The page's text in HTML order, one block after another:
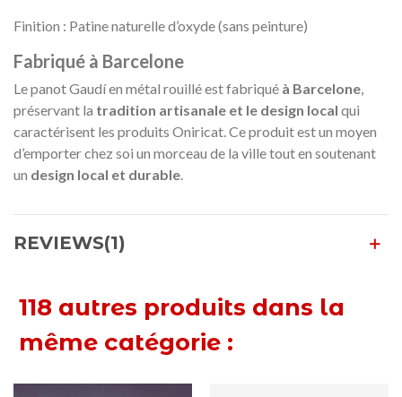
Finition : Patine naturelle d’oxyde (sans peinture)
Fabriqué à Barcelone
Le panot Gaudí en métal rouillé est fabriqué à Barcelone,
préservant la tradition artisanale et le design local qui
caractérisent les produits Oniricat. Ce produit est un moyen
d’emporter chez soi un morceau de la ville tout en soutenant
un design local et durable.
REVIEWS(1)
118 autres produits dans la
même catégorie :